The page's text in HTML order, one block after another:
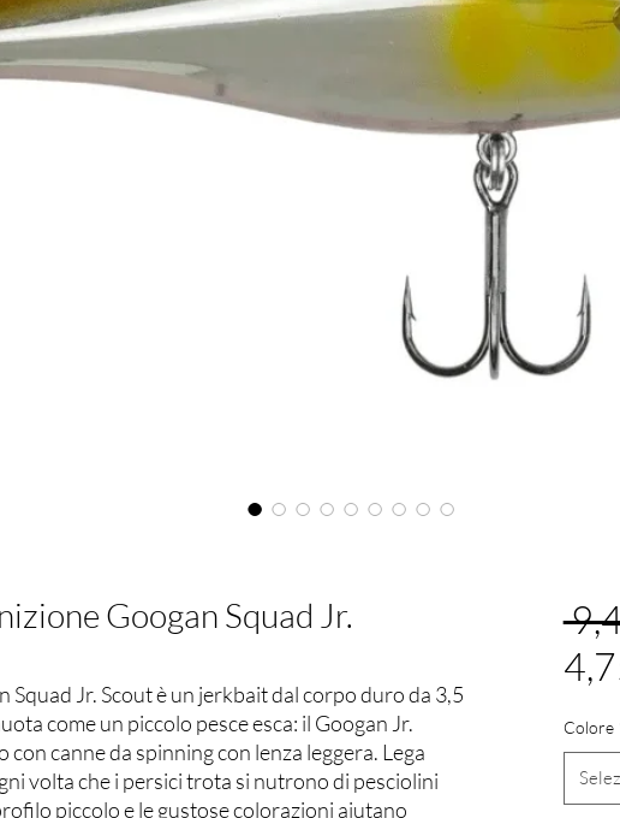
Googan Squad Jr.
Squad Jr. Scout è un jerkbait dal corpo duro da 3,5
come un piccolo pesce esca: il Googan Jr.
con canne da spinning con lenza leggera. Lega
volta che i persici trota si nutrono di pesciolini
piccolo e le gustose colorazioni aiutano
Colore